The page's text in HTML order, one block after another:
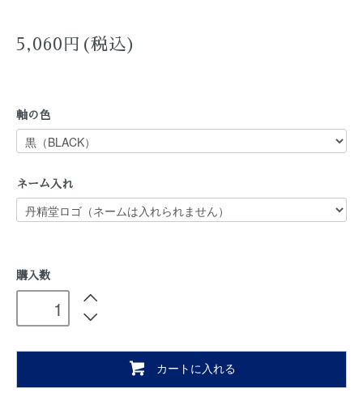
5,060円(税込)
軸の色
ネーム入れ
購入数
カートに入れる